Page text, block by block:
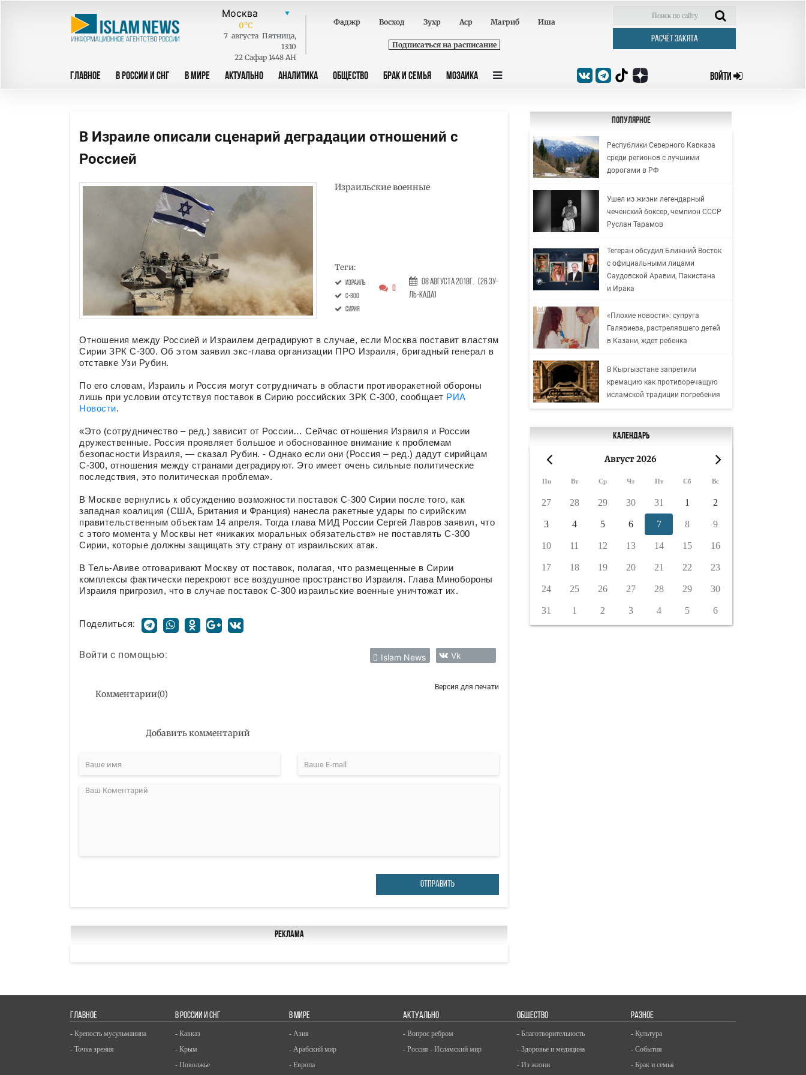
0°C
7 августа Пятница,
13:10
22 Сафар 1448 AH
Фаджр Восход Зухр Аср Магриб Иша
Подписаться на расписание
РАСЧЁТ ЗАКЯТА
ГЛАВНОЕ В РОССИИ И СНГ В МИРЕ АКТУАЛЬНО АНАЛИТИКА ОБЩЕСТВО БРАК И СЕМЬЯ МОЗАИКА ВОЙТИ
В Израиле описали сценарий деградации отношений с
Россией
Израильские военные
Теги:
Израиль
С-300
Сирия
0
08 Августа 2018г. (26 Зу-
ль-када)
Отношения между Россией и Израилем деградируют в случае, если Москва поставит властям
Сирии ЗРК С-300. Об этом заявил экс-глава организации ПРО Израиля, бригадный генерал в
отставке Узи Рубин.
По его словам, Израиль и Россия могут сотрудничать в области противоракетной обороны
лишь при условии отсутствуя поставок в Сирию российских ЗРК С-300, сообщает РИА
Новости.
«Это (сотрудничество – ред.) зависит от России… Сейчас отношения Израиля и России
дружественные. Россия проявляет большое и обоснованное внимание к проблемам
безопасности Израиля, — сказал Рубин. - Однако если они (Россия – ред.) дадут сирийцам
С-300, отношения между странами деградируют. Это имеет очень сильные политические
последствия, это политическая проблема».
В Москве вернулись к обсуждению возможности поставок С-300 Сирии после того, как
западная коалиция (США, Британия и Франция) нанесла ракетные удары по сирийским
правительственным объектам 14 апреля. Тогда глава МИД России Сергей Лавров заявил, что
с этого момента у Москвы нет «никаких моральных обязательств» не поставлять С-300
Сирии, которые должны защищать эту страну от израильских атак.
В Тель-Авиве отговаривают Москву от поставок, полагая, что размещенные в Сирии
комплексы фактически перекроют все воздушное пространство Израиля. Глава Минобороны
Израиля пригрозил, что в случае поставок С-300 израильские военные уничтожат их.
Поделиться:
Войти с помощью: Islam News Vk
Комментарии(0)
Версия для печати
Добавить комментарий
ОТПРАВИТЬ
Реклама
Популярное
Республики Северного Кавказа
среди регионов с лучшими
дорогами в РФ
Ушел из жизни легендарный
чеченский боксер, чемпион СССР
Руслан Тарамов
Тегеран обсудил Ближний Восток
с официальными лицами
Саудовской Аравии, Пакистана
и Ирака
«Плохие новости»: супруга
Галявиева, растрелявшего детей
в Казани, ждет ребенка
В Кыргызстане запретили
кремацию как противоречащую
исламской традиции погребения
Календарь
Август 2026
Пн Вт Ср Чт Пт Сб Вс
27 28 29 30 31 1 2
3 4 5 6 7 8 9
10 11 12 13 14 15 16
17 18 19 20 21 22 23
24 25 26 27 28 29 30
31 1 2 3 4 5 6
ГЛАВНОЕ
- Крепость мусульманина
- Точка зрения
В РОССИИ И СНГ
- Кавказ
- Крым
- Поволжье
В МИРЕ
- Азия
- Арабский мир
- Европа
АКТУАЛЬНО
- Вопрос ребром
- Россия - Исламский мир
ОБЩЕСТВО
- Благотворительность
- Здоровье и медицина
- Из жизни
РАЗНОЕ
- Культура
- События
- Брак и семья